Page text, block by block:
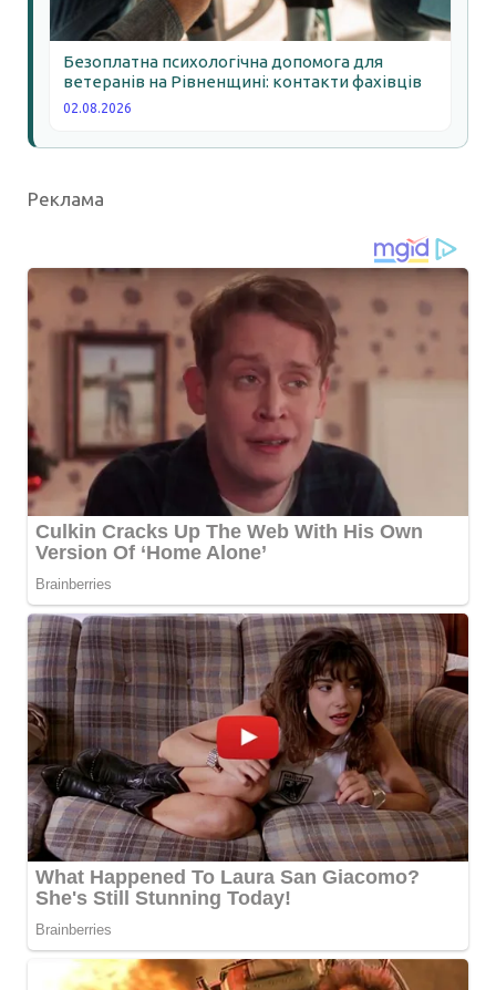
Безоплатна психологічна допомога для
ветеранів на Рівненщині: контакти фахівців
02.08.2026
Реклама